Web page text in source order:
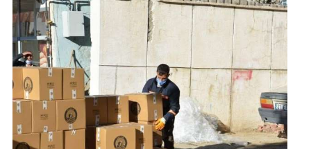
SİYASET
EĞİTİM
GALERİ
VİDEO
YAZARLAR